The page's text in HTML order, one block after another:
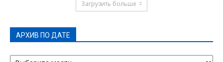
Загрузить больше
АРХИВ ПО ДАТЕ
АРХИВ